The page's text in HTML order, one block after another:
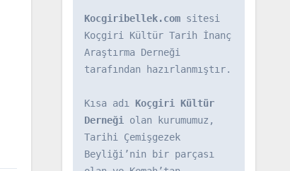
Kocgiribellek.com sitesi
Koçgiri Kültür Tarih İnanç
Araştırma Derneği
tarafından hazırlanmıştır.
Kısa adı Koçgiri Kültür
Derneği olan kurumumuz,
Tarihi Çemişgezek
Beyliği’nin bir parçası